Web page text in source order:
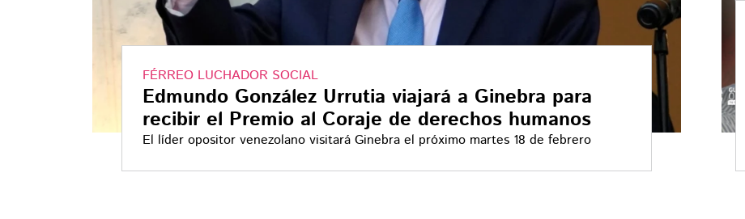
FÉRREO LUCHADOR SOCIAL
Edmundo González Urrutia viajará a Ginebra para
recibir el Premio al Coraje de derechos humanos
El líder opositor venezolano visitará Ginebra el próximo martes 18 de febrero